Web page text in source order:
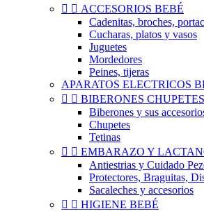
  ACCESORIOS BEBÉ
Cadenitas, broches,
Cucharas, platos y vasos
Juguetes
Mordedores
Peines, tijeras
APARATOS ELECTRICOS
  BIBERONES
Biberones y sus
Chupetes
Tetinas
  EMBARAZO Y
Antiestrias y Cuidado
Protectores, Braguitas,
Sacaleches y accesorios
  HIGIENE BEBÉ